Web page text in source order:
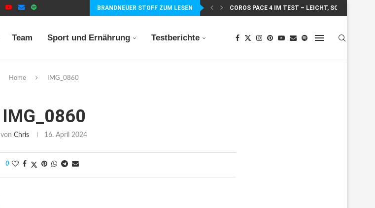
BRANDNEUER STOFF ZUM LESEN COROS PACE 4 IM TEST – LEICHT, SCHNELL...
Team Sport und Ernährung Testberichte
Home IMG_0860
IMG_0860
von Chris 16. April 2024
0